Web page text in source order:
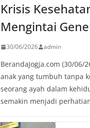
Krisis
Mengintai
30/06/2026 admin
BerandaJogja.com (30/06/
anak yang tumbuh tanpa
seorang ayah dalam
semakin menjadi